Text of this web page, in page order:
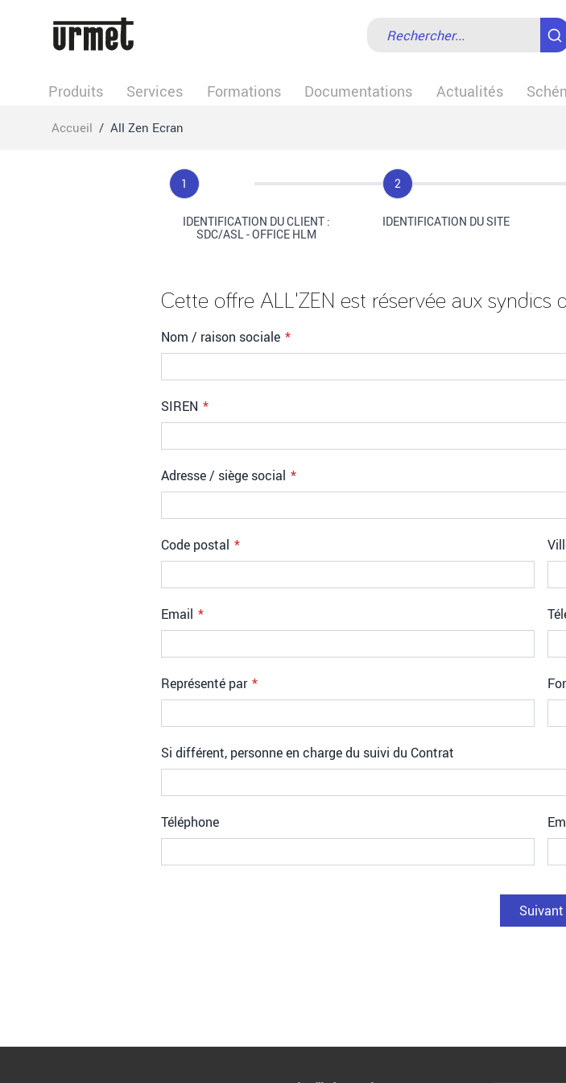
Produits Services Formations Documentations Actualités
Accueil / All Zen Ecran
Step
1
IDENTIFICATION DU CLIENT :
SDC/ASL - OFFICE HLM
Step
2
IDENTIFICATION DU SITE
Cette offre ALL'ZEN est réservée aux syndics
Nom / raison sociale
SIREN
Adresse / siège social
Code postal
Email
Représenté par
Si différent, personne en charge du suivi du Contrat
Téléphone
Suivant